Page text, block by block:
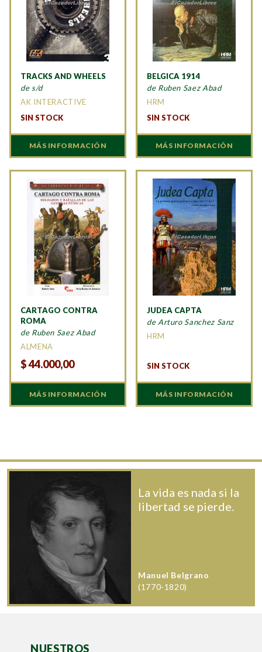
TRACKS AND WHEELS
de s/d
AK INTERACTIVE
SIN STOCK
MÁS INFORMACIÓN
BELGICA 1914
de Ruben Saez Abad
HRM
SIN STOCK
MÁS INFORMACIÓN
CARTAGO CONTRA
ROMA
de Ruben Saez Abad
ALMENA
$44.000,00
MÁS INFORMACIÓN
JUDEA CAPTA
de Arturo Sanchez Sanz
HRM
SIN STOCK
MÁS INFORMACIÓN
La vida es nada si la
libertad se pierde.
Manuel Belgrano
(1770-1820)
NUESTROS